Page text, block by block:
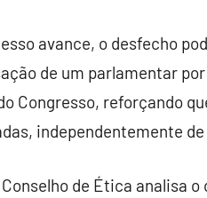
avance, o desfecho
de um parlamentar
Congresso, reforçando
independentemente
de Ética analisa